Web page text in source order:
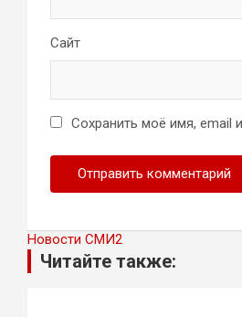
Сайт
Сохранить моё имя, email
Новости СМИ2
Читайте также: